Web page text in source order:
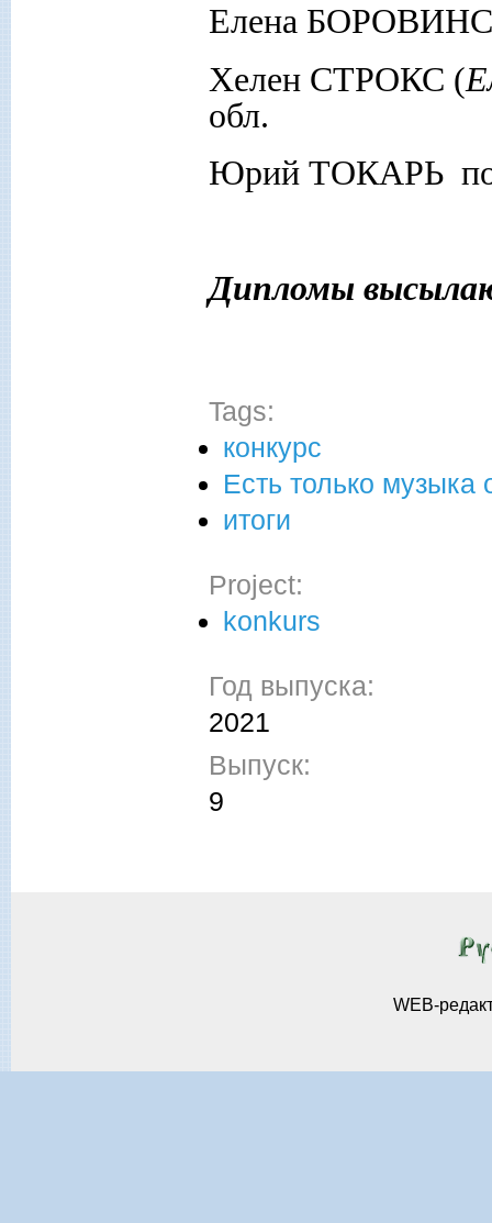
Елена
Хелен СТРОКС (
обл.
Юрий ТОКАРЬ
Дипломы
Tags:
конкурс
Есть только музыка
итоги
Project:
konkurs
Год выпуска:
2021
Выпуск:
9
WEB-